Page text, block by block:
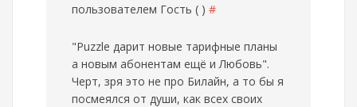
пользователем Гость ( ) #
"Puzzle дарит новые тарифные планы
а новым абонентам ещё и Любовь".
Черт, зря это не про Билайн, а то бы я
посмеялся от души, как всех своих